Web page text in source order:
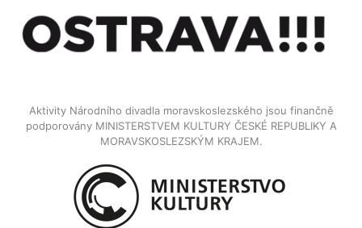
Aktivity Národního divadla moravskoslezského jsou finančně
podporovány MINISTERSTVEM KULTURY ČESKÉ REPUBLIKY A
MORAVSKOSLEZSKÝM KRAJEM.